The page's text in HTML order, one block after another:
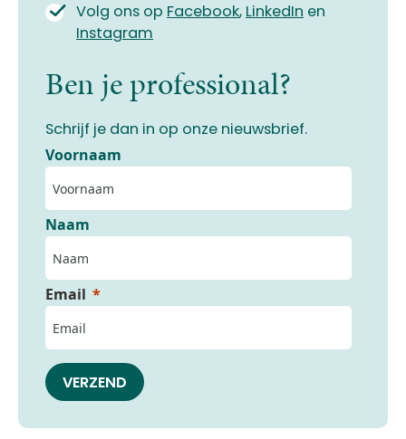
Volg ons op Facebook, LinkedIn en
Instagram
Ben je professional?
Schrijf je dan in op onze nieuwsbrief.
Voornaam
Naam
Email
VERZEND